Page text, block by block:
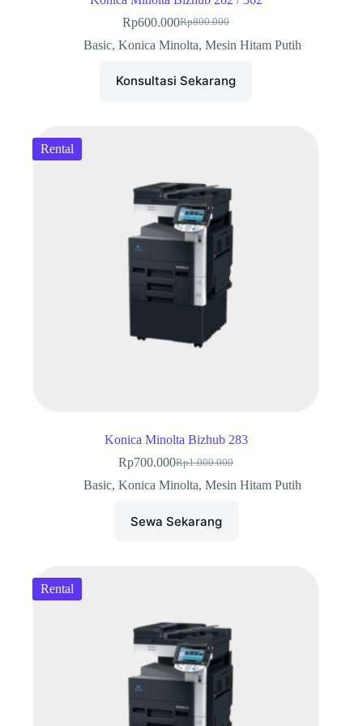
Rp800.000
Harga
aslinya
Rp600.000Harga
saat
Rp600.000.
Basic, Konica Minolta, Mesin Hitam Putih
Konsultasi Sekarang
Rental
Konica Minolta Bizhub 283
Rp1.000.000
Harga
aslinya
Rp700.000Harga
saat
Rp700.000.
Basic, Konica Minolta, Mesin Hitam Putih
Sewa Sekarang
Rental